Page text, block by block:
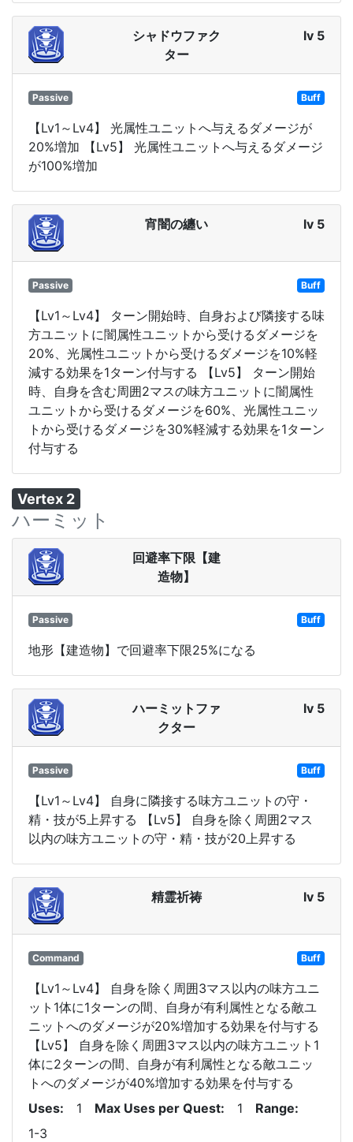
シャドウファク
ター
lv 5
Passive Buff
【Lv1～Lv4】 光属性ユニットへ与えるダメージが
20%増加 【Lv5】 光属性ユニットへ与えるダメージ
が100%増加
宵闇の纏い lv 5
Passive Buff
【Lv1～Lv4】 ターン開始時、自身および隣接する味
方ユニットに闇属性ユニットから受けるダメージを
20%、光属性ユニットから受けるダメージを10%軽
減する効果を1ターン付与する 【Lv5】 ターン開始
時、自身を含む周囲2マスの味方ユニットに闇属性
ユニットから受けるダメージを60%、光属性ユニッ
トから受けるダメージを30%軽減する効果を1ターン
付与する
Vertex 2
ハーミット
回避率下限【建
造物】
Passive Buff
地形【建造物】で回避率下限25%になる
ハーミットファ
クター
lv 5
Passive Buff
【Lv1～Lv4】 自身に隣接する味方ユニットの守・
精・技が5上昇する 【Lv5】 自身を除く周囲2マス
以内の味方ユニットの守・精・技が20上昇する
精霊祈祷 lv 5
Command Buff
【Lv1～Lv4】 自身を除く周囲3マス以内の味方ユニ
ット1体に1ターンの間、自身が有利属性となる敵ユ
ニットへのダメージが20%増加する効果を付与する
【Lv5】 自身を除く周囲3マス以内の味方ユニット1
体に2ターンの間、自身が有利属性となる敵ユニッ
トへのダメージが40%増加する効果を付与する
Uses
1 Max Uses per Quest 1
Range
1-3